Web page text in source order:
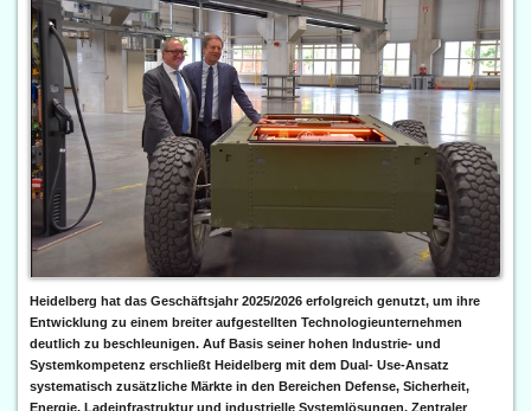
Heidelberg hat das Geschäftsjahr 2025/2026 erfolgreich genutzt, um ihre
Entwicklung zu einem breiter aufgestellten Technologieunternehmen
deutlich zu beschleunigen. Auf Basis seiner hohen Industrie- und
Systemkompetenz erschließt Heidelberg mit dem Dual- Use-Ansatz
systematisch zusätzliche Märkte in den Bereichen Defense, Sicherheit,
Energie, Ladeinfrastruktur und industrielle Systemlösungen. Zentraler